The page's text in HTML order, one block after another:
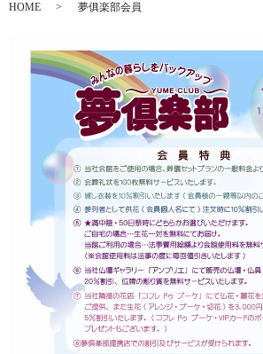
HOME 夢俱楽部会員